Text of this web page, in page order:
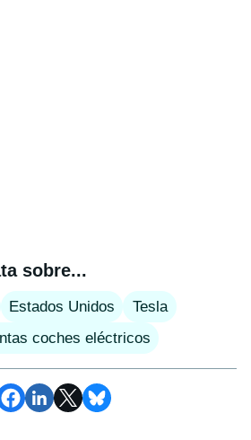
sobre...
Estados Unidos
Tesla
coches eléctricos